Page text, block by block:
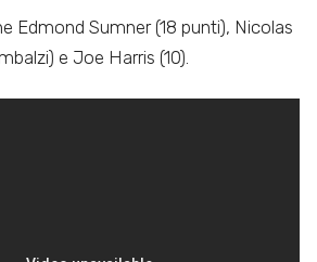
Edmond Sumner (18 punti), Nicolas
e Joe Harris (10).